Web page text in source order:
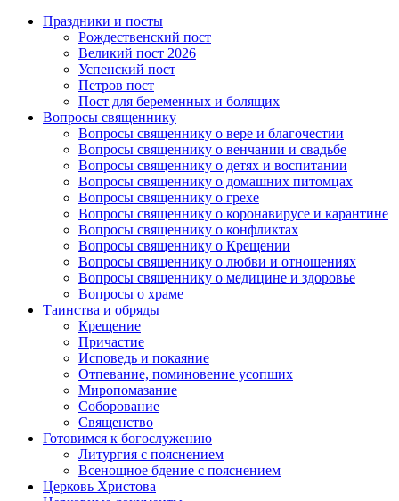
Праздники и посты
Рождественский пост
Великий пост 2026
Успенский пост
Петров пост
Пост для беременных и болящих
Вопросы священнику
Вопросы священнику о вере и благочестии
Вопросы священнику о венчании и свадьбе
Вопросы священнику о детях и воспитании
Вопросы священнику о домашних питомцах
Вопросы священнику о грехе
Вопросы священнику о коронавирусе и карантине
Вопросы священнику о конфликтах
Вопросы священнику о Крещении
Вопросы священнику о любви и отношениях
Вопросы священнику о медицине и здоровье
Вопросы о храме
Таинства и обряды
Крещение
Причастие
Исповедь и покаяние
Отпевание, поминовение усопших
Миропомазание
Соборование
Священство
Готовимся к богослужению
Литургия с пояснением
Всенощное бдение с пояснением
Церковь Христова